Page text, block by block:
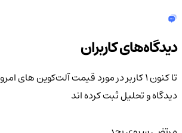
دیدگاه‌های کاربران
تا کنون 1 کاربر در مورد
قیمت آلت‌کوین های امروز 15 مرداد1403
دیدگاه و تحلیل ثبت کرده اند